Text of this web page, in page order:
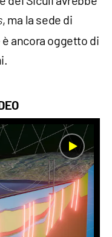
, ma la sede di
ancora oggetto di